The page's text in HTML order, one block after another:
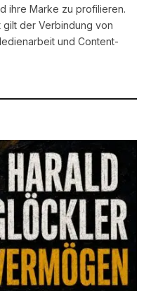
ihre Marke zu profilieren.
gilt der Verbindung von
und Content-